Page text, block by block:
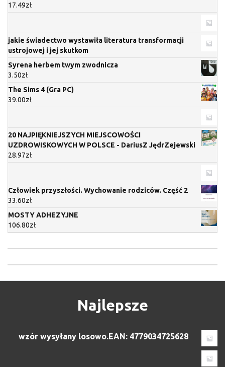
17.49zł
jakie świadectwo wystawiła literatura transformacji
ustrojowej i jej skutkom
Syrena herbem twym zwodnicza
3.50zł
The Sims 4 (Gra PC)
39.00zł
20 NAJPIĘKNIEJSZYCH MIEJSCOWOŚCI
UZDROWISKOWYCH W POLSCE - DariusZ JędrZejewski
28.97zł
Człowiek przyszłości. Wychowanie rodziców. Część 2
33.60zł
MOSTY ADHEZYJNE
106.80zł
Najlepsze
wzór wysyłany losowo.EAN: 4779034725628